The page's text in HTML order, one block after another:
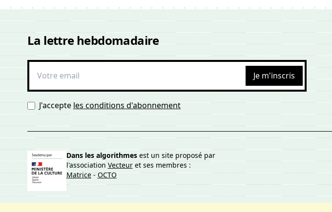
La lettre hebdomadaire
Je m'inscris
J'accepteles conditions d'abonnement
Dans les algorithmesest un site proposé par
l'associationVecteuret ses membres :
Matrice-OCTO